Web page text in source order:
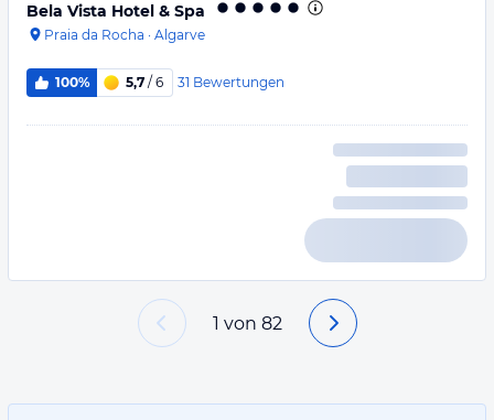
Bela Vista Hotel & Spa
Praia da Rocha · Algarve
100% 5,7 / 6 31 Bewertungen
1 von 82